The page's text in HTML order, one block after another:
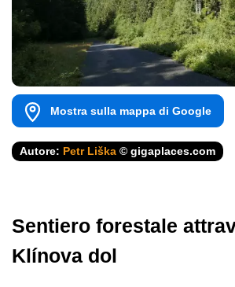
Mostra sulla mappa di Google
Autore: Petr Liška © gigaplaces.com
Sentiero forestale
Klínova dol